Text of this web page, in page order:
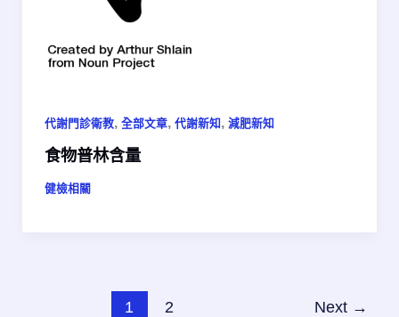
代謝門診衛教, 全部文章, 代謝新知, 減肥新知
食物普林含量
健檢相關
1 2 Next →